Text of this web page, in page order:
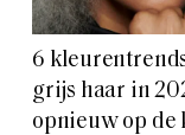
6
grijs haar in
opnieuw op de